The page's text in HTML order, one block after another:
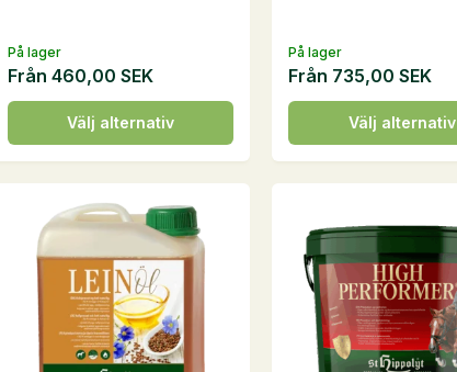
På lager
Från 460,00 SEK
Välj alternativ
Den
här
produkten
flera
varianter.
olika
alternativen
På lager
Från 735,00SEK
Välj alternativ
Den
här
produkten
varianter.
De
olika
alternativen
kan